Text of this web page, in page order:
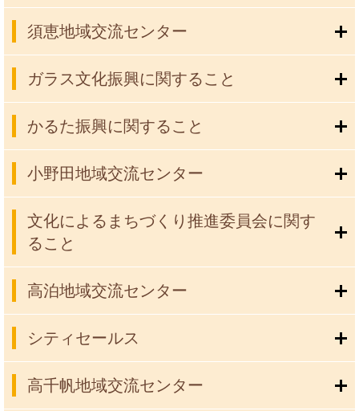
須恵地域交流センター
ガラス文化振興に関すること
かるた振興に関すること
小野田地域交流センター
文化によるまちづくり推進委員会に関す
ること
高泊地域交流センター
シティセールス
高千帆地域交流センター